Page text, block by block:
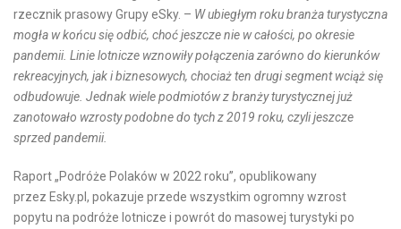
rzecznik prasowy Grupy eSky. – W ubiegłym roku branża turystyczna
mogła w końcu się odbić, choć jeszcze nie w całości, po okresie
pandemii. Linie lotnicze wznowiły połączenia zarówno do kierunków
rekreacyjnych, jak i biznesowych, chociaż ten drugi segment wciąż się
odbudowuje. Jednak wiele podmiotów z branży turystycznej już
zanotowało wzrosty podobne do tych z 2019 roku, czyli jeszcze
sprzed pandemii.
Raport „Podróże Polaków w 2022 roku”, opublikowany
przez Esky.pl, pokazuje przede wszystkim ogromny wzrost
popytu na podróże lotnicze i powrót do masowej turystyki po